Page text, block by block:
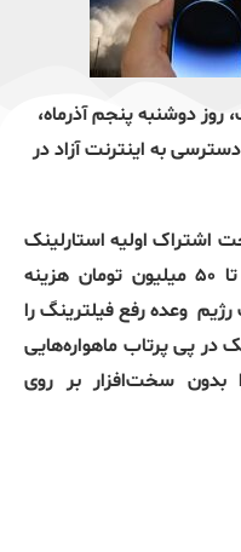
دوشنبه پنجم آذرماه،
دسترسی به اینترنت آزاد در
اشتراک‌ اولیه استارلینک
در ایران به طور متوسط حدود ۴۰ تا ۵۰ میلیون تومان هزینه
رژیم وعده رفع فیلترینگ را
در پی پرتاب ماهواره‌هایی
سخت‌افزار بر روی